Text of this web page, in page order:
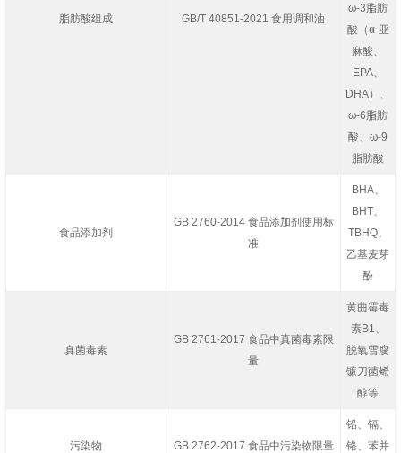
脂肪酸组成 GB/T 40851-2021 食用调和油
ω-3脂肪
酸 （α-亚
麻酸、
EPA、
DHA）、
ω-6脂肪
酸、 ω-9
脂肪酸
食品添加剂
GB 2760-2014 食品添加剂使用标
准
BHA、
BHT、
TBHQ、
乙基麦芽
酚
真菌毒素
GB 2761-2017 食品中真菌毒素限
量
黄曲霉毒
素B1、
脱氧雪腐
镰刀菌烯
醇等
污染物 GB 2762-2017 食品中污染物限量
铅、镉、
铬、苯并